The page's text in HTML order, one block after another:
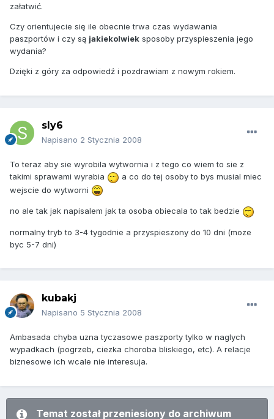
załatwić.
Czy orientujecie się ile obecnie trwa czas wydawania
paszportów i czy są jakiekolwiek sposoby przyspieszenia jego
wydania?
Dzięki z góry za odpowiedź i pozdrawiam z nowym rokiem.
sly6
Napisano 2 Stycznia 2008
To teraz aby sie wyrobila wytwornia i z tego co wiem to sie z
takimi sprawami wyrabia
a co do tej osoby to bys musial miec
wejscie do wytworni
no ale tak jak napisalem jak ta osoba obiecala to tak bedzie
normalny tryb to 3-4 tygodnie a przyspieszony do 10 dni (moze
byc 5-7 dni)
kubakj
Napisano 5 Stycznia 2008
Ambasada chyba uzna tyczasowe paszporty tylko w naglych
wypadkach (pogrzeb, ciezka choroba bliskiego, etc). A relacje
biznesowe ich wcale nie interesuja.
Temat został przeniesiony do archiwum